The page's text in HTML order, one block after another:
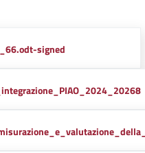
signed